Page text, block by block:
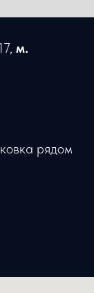
м.
рядом